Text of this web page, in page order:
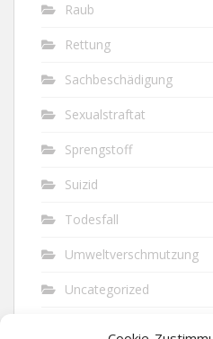
Raub
Rettung
Sachbeschädigung
Sexualstraftat
Sprengstoff
Suizid
Todesfall
Umweltverschmutzung
Uncategorized